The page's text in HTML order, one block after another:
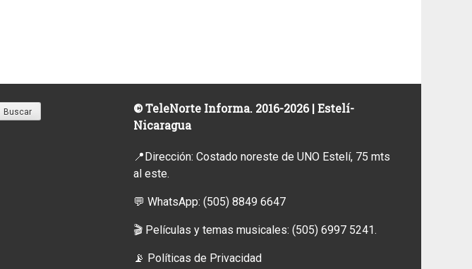
© TeleNorte Informa. 2016-2026 | Estelí-
Nicaragua
📍Dirección: Costado noreste de UNO Estelí, 75 mts
al este.
💬 WhatsApp:(505) 8849 6647
🎬 Películas y temas musicales:(505) 6997 5241.
📡 Políticas de Privacidad